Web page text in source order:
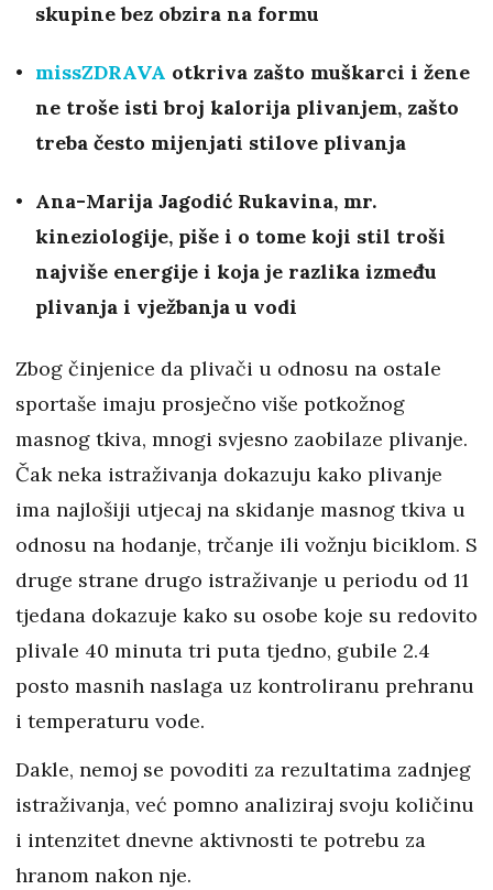
skupine bez obzira na formu
missZDRAVA otkriva zašto muškarci i žene
ne troše isti broj kalorija plivanjem, zašto
treba često mijenjati stilove plivanja
Ana-Marija Jagodić Rukavina, mr.
kineziologije, piše i o tome koji stil troši
najviše energije i koja je razlika između
plivanja i vježbanja u vodi
Zbog činjenice da plivači u odnosu na ostale
sportaše imaju prosječno više potkožnog
masnog tkiva, mnogi svjesno zaobilaze plivanje.
Čak neka istraživanja dokazuju kako plivanje
ima najlošiji utjecaj na skidanje masnog tkiva u
odnosu na hodanje, trčanje ili vožnju biciklom. S
druge strane drugo istraživanje u periodu od 11
tjedana dokazuje kako su osobe koje su redovito
plivale 40 minuta tri puta tjedno, gubile 2.4
posto masnih naslaga uz kontroliranu prehranu
i temperaturu vode.
Dakle, nemoj se povoditi za rezultatima zadnjeg
istraživanja, već pomno analiziraj svoju količinu
i intenzitet dnevne aktivnosti te potrebu za
hranom nakon nje.